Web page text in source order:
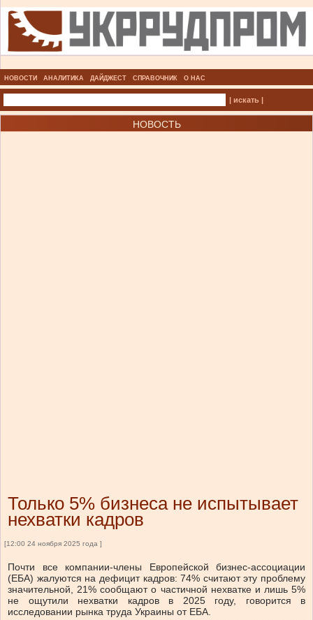
НОВОСТИ АНАЛИТИКА ДАЙДЖЕСТ СПРАВОЧНИК О НАС
| искать |
НОВОСТЬ
Только 5% бизнеса не испытывает
нехватки кадров
[12:00 24 ноября 2025 года ]
Почти все компании-члены Европейской бизнес-ассоциации
(ЕБА) жалуются на дефицит кадров: 74% считают эту проблему
значительной, 21% сообщают о частичной нехватке и лишь 5%
не ощутили нехватки кадров в 2025 году, говорится в
исследовании рынка труда Украины от ЕБА.